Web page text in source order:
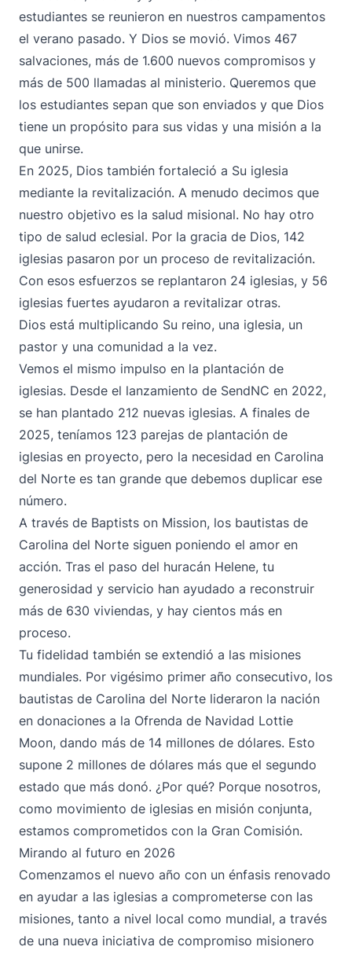
estudiantes se reunieron en nuestros campamentos
el verano pasado. Y Dios se movió. Vimos 467
salvaciones, más de 1.600 nuevos compromisos y
más de 500 llamadas al ministerio. Queremos que
los estudiantes sepan que son enviados y que Dios
tiene un propósito para sus vidas y una misión a la
que unirse.
En 2025, Dios también fortaleció a Su iglesia
mediante la revitalización. A menudo decimos que
nuestro objetivo es la salud misional. No hay otro
tipo de salud eclesial. Por la gracia de Dios, 142
iglesias pasaron por un proceso de revitalización.
Con esos esfuerzos se replantaron 24 iglesias, y 56
iglesias fuertes ayudaron a revitalizar otras.
Dios está multiplicando Su reino, una iglesia, un
pastor y una comunidad a la vez.
Vemos el mismo impulso en la plantación de
iglesias. Desde el lanzamiento de SendNC en 2022,
se han plantado 212 nuevas iglesias. A finales de
2025, teníamos 123 parejas de plantación de
iglesias en proyecto, pero la necesidad en Carolina
del Norte es tan grande que debemos duplicar ese
número.
A través de Baptists on Mission, los bautistas de
Carolina del Norte siguen poniendo el amor en
acción. Tras el paso del huracán Helene, tu
generosidad y servicio han ayudado a reconstruir
más de 630 viviendas, y hay cientos más en
proceso.
Tu fidelidad también se extendió a las misiones
mundiales. Por vigésimo primer año consecutivo, los
bautistas de Carolina del Norte lideraron la nación
en donaciones a la Ofrenda de Navidad Lottie
Moon, dando más de 14 millones de dólares. Esto
supone 2 millones de dólares más que el segundo
estado que más donó. ¿Por qué? Porque nosotros,
como movimiento de iglesias en misión conjunta,
estamos comprometidos con la Gran Comisión.
Mirando al futuro en 2026
Comenzamos el nuevo año con un énfasis renovado
en ayudar a las iglesias a comprometerse con las
misiones, tanto a nivel local como mundial, a través
de una nueva iniciativa de compromiso misionero